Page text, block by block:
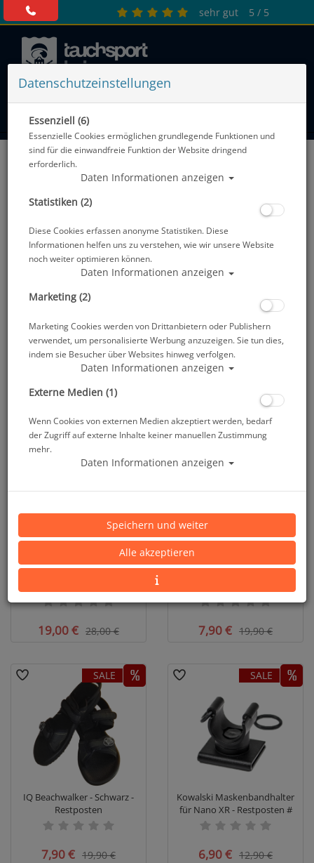
sehr gut 5 / 5
A - Auslaufartikel
Prämie - Mares Mütze #
DC 800 DC 1000 DC1400 -
Kamera Blitz Diffuser - SL1817
28,00 €
19,00 € 28,00 € 7,90 € 19,90 €
SALE
IQ Beachwalker - Schwarz -
Restposten
7,90 € 19,90 €
SALE
Kowalski Maskenbandhalter
für Nano XR - Restposten #
6,90 € 12,90 €
Datenschutzeinstellungen
Essenziell (6)
Essenzielle Cookies ermöglichen grundlegende Funktionen und
sind für die einwandfreie Funktion der Website dringend
erforderlich.
Daten Informationen anzeigen
Statistiken (2)
Diese Cookies erfassen anonyme Statistiken. Diese
Informationen helfen uns zu verstehen, wie wir unsere Website
noch weiter optimieren können.
Daten Informationen anzeigen
Marketing (2)
Marketing Cookies werden von Drittanbietern oder Publishern
verwendet, um personalisierte Werbung anzuzeigen. Sie tun dies,
indem sie Besucher über Websites hinweg verfolgen.
Daten Informationen anzeigen
Externe Medien (1)
Wenn Cookies von externen Medien akzeptiert werden, bedarf
der Zugriff auf externe Inhalte keiner manuellen Zustimmung
mehr.
Daten Informationen anzeigen
Speichern und weiter
Alle akzeptieren